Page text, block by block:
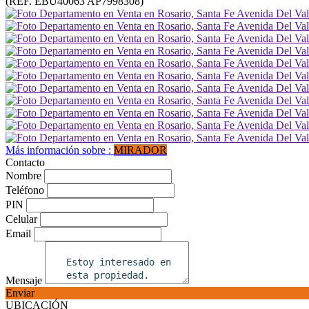
Más información sobre : MIRADOR
Contacto
Nombre
Teléfono
PIN
Celular
Email
Mensaje
Enviar
UBICACIÓN